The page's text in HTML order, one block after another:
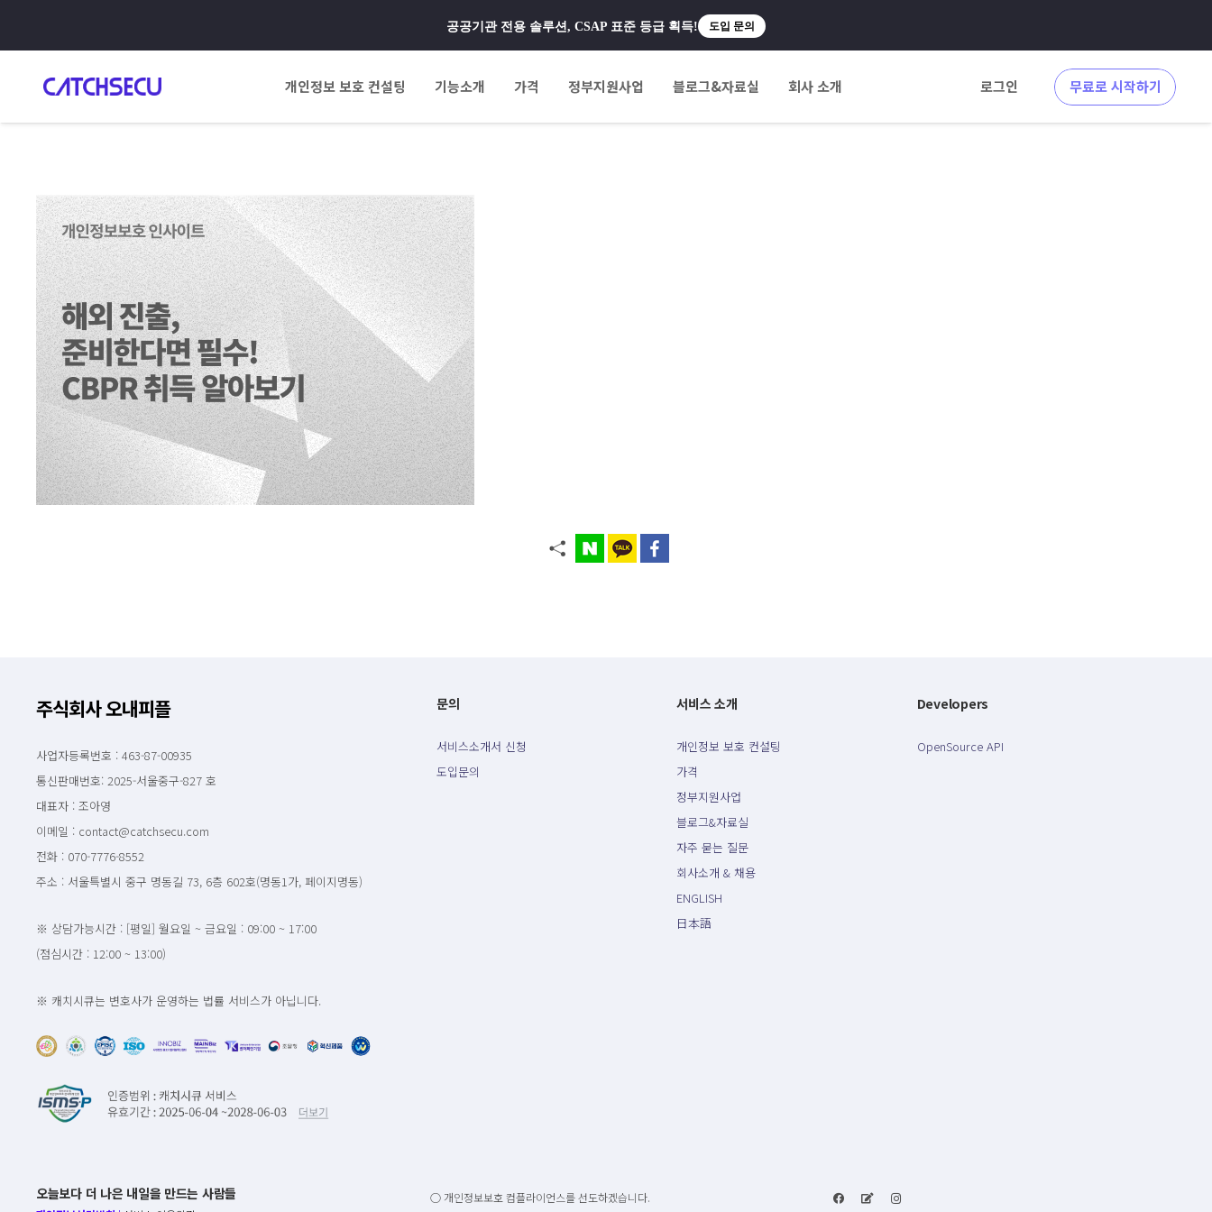
공공기관 전용 솔루션, CSAP 표준 등급 획득! 도입 문의
개인정보 보호 컨설팅 기능소개 가격 정부지원사업 블로그&자료실 회사 소개 로그인 무료로 시작하기
주식회사 오내피플
사업자등록번호 : 463-87-00935
통신판매번호: 2025-서울중구-827 호
대표자 : 조아영
이메일 : contact@catchsecu.com
전화 : 070-7776-8552
주소 : 서울특별시 중구 명동길 73, 6층 602호(명동1가, 페이지명동)
※ 상담가능시간 : [평일] 월요일 ~ 금요일 : 09:00 ~ 17:00
(점심시간 : 12:00 ~ 13:00)
※ 캐치시큐는 변호사가 운영하는 법률 서비스가 아닙니다.
문의
서비스소개서 신청
도입문의
서비스 소개
개인정보 보호 컨설팅
가격
정부지원사업
블로그&자료실
자주 묻는 질문
회사소개 & 채용
ENGLISH
日本語
Developers
OpenSource API
오늘보다 더 나은 내일을 만드는 사람들 ○ 개인정보보호 컴플라이언스를 선도하겠습니다.